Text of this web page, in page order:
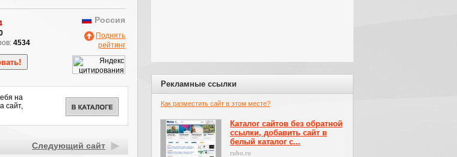
4534
Россия
Поднять
рейтинг
на
сайт,
Следующий сайт
Рекламные ссылки
Как разместить сайт в этом месте?
Каталог сайтов без обратной
ссылки, добавить сайт в
белый каталог с...
rubo.ru